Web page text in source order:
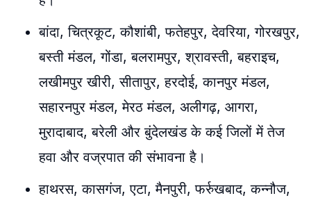
बांदा, चित्रकूट, कौशांबी, फतेहपुर, देवरिया, गोरखपुर,
बस्ती मंडल, गोंडा, बलरामपुर, श्रावस्ती, बहराइच,
लखीमपुर खीरी, सीतापुर, हरदोई, कानपुर मंडल,
सहारनपुर मंडल, मेरठ मंडल, अलीगढ़, आगरा,
मुरादाबाद, बरेली और बुंदेलखंड के कई जिलों में तेज
हवा और वज्रपात की संभावना है।
हाथरस, कासगंज, एटा, मैनपुरी, फर्रुखबाद, कन्नौज,